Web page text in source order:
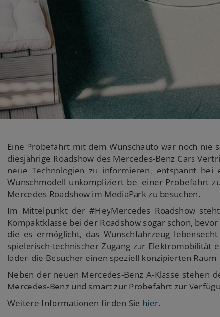
Eine Probefahrt mit dem Wunschauto war noch nie
diesjährige Roadshow des Mercedes-Benz Cars
neue Technologien zu informieren, entspannt
Wunschmodell unkompliziert bei einer Probefahrt
Mercedes Roadshow im MediaPark zu besuchen.
Im Mittelpunkt der #HeyMercedes Roadshow
Kompaktklasse bei der Roadshow sogar schon,
die es ermöglicht, das Wunschfahrzeug
spielerisch-technischer Zugang zur Elektromobilität
laden die Besucher einen speziell konzipierten
Neben der neuen Mercedes-Benz A-Klasse stehen
Mercedes-Benz und smart zur Probefahrt zur
Weitere Informationen finden Sie hier.